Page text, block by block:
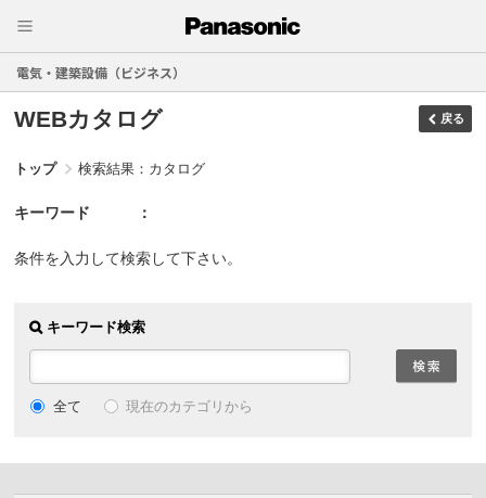
電気・建築設備（ビジネス）
WEBカタログ 戻る
トップ 検索結果：カタログ
キーワード
条件を入力して検索して下さい。
キーワード検索
全て 現在のカテゴリから